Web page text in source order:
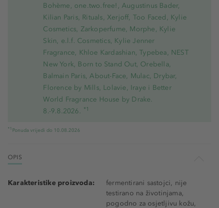
Bohème, one.two.free!, Augustinus Bader,
Kilian Paris, Rituals, Xerjoff, Too Faced, Kylie
Cosmetics, Zarkoperfume, Morphe, Kylie
Skin, e.l.f. Cosmetics, Kylie Jenner
Fragrance, Khloe Kardashian, Typebea, NEST
New York, Born to Stand Out, Orebella,
Balmain Paris, About-Face, Mulac, Drybar,
Florence by Mills, Lolavie, Iraye i Better
World Fragrance House by Drake.
8.-9.8.2026. *1
*1 Ponuda vrijedi do 10.08.2026
OPIS
Karakteristike proizvoda:
fermentirani sastojci, nije
testirano na životinjama,
pogodno za osjetljivu kožu,